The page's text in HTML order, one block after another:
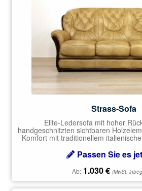
Strass-Sofa
Elite-Ledersofa mit hoher
handgeschnitzten sichtbaren
Komfort mit traditionellem
Passen Sie es
Ab: 1.030€ (MwSt.